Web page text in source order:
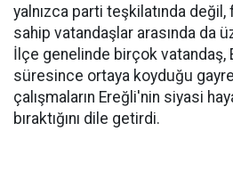
yalnızca parti teşkilatında
sahip vatandaşlar arasında da
İlçe genelinde birçok vatandaş,
süresince ortaya koyduğu
çalışmaların Ereğli'nin siyasi
bıraktığını dile getirdi.